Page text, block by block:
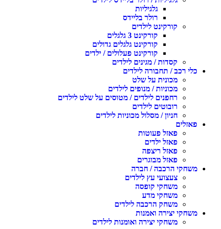
גלגיליות
רולר בליידס
קורקינט לילדים
קורקינט 3 גלגלים
קורקינט גלגלים גדולים
קורקינט פעלולים / ילדים
קסדות / מגינים לילדים
כלי רכב / תחבורה לילדים
מכונית על שלט
מכוניות / מנופים לילדים
רחפנים לילדים / מטוסים על שלט לילדים
רובוטים לילדים
חניון / מסלול מכוניות לילדים
פאזלים
פאזל פעוטות
פאזל ילדים
פאזל ריצפה
פאזל מבוגרים
משחקי הרכבה / חברה
צעצועי עץ לילדים
משחקי קופסה
משחקי מדע
משחק הרכבה לילדים
משחקי יצירה ואמנות
משחקי יצירה ואומנות לילדים